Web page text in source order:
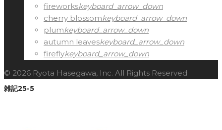
fireworkskeyboard_arrow_down
cherry blossomkeyboard_arrow_down
plumkeyboard_arrow_down
autumn leaveskeyboard_arrow_down
fireflykeyboard_arrow_down
© 2026 Ryota Hasegawa, Inc. All Rights Reserved
雑記25-5